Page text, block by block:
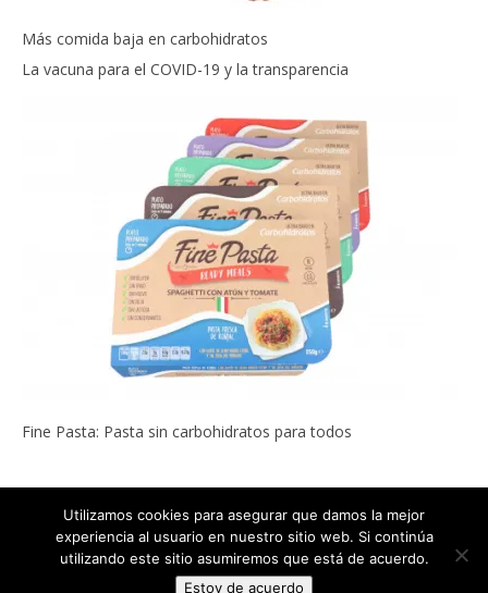
Más comida baja en carbohidratos
La vacuna para el COVID-19 y la transparencia
Fine Pasta: Pasta sin carbohidratos para todos
Copyright © 2022 ADELGAZAR SIN MILAGROS por Carlos Abehsera
Todos los derechos reservados.
The magazine-premium Theme bybavotasan.com
Utilizamos cookies para asegurar que damos la mejor
experiencia al usuario en nuestro sitio web. Si continúa
utilizando este sitio asumiremos que está de acuerdo.
Estoy de acuerdo